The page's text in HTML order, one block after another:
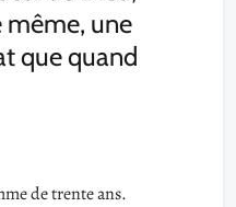
même, une
que quand
de trente ans.